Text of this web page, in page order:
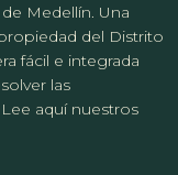
Medellín. Una
del Distrito
fácil e integrada
las
aquí nuestros